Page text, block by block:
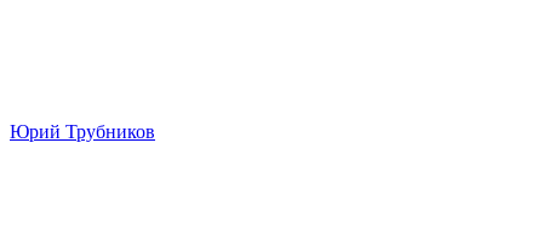
Юрий Трубников